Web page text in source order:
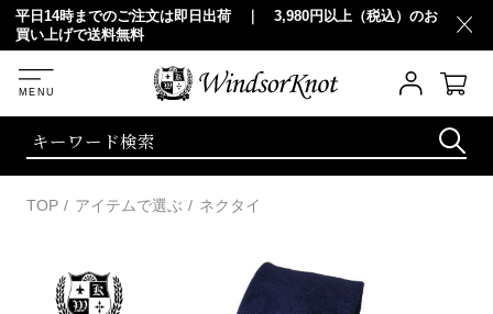
（税込）のお
20,000円以上（税込）お買い上げで 10％OFF
TOP アイテムで選ぶ ネクタイ